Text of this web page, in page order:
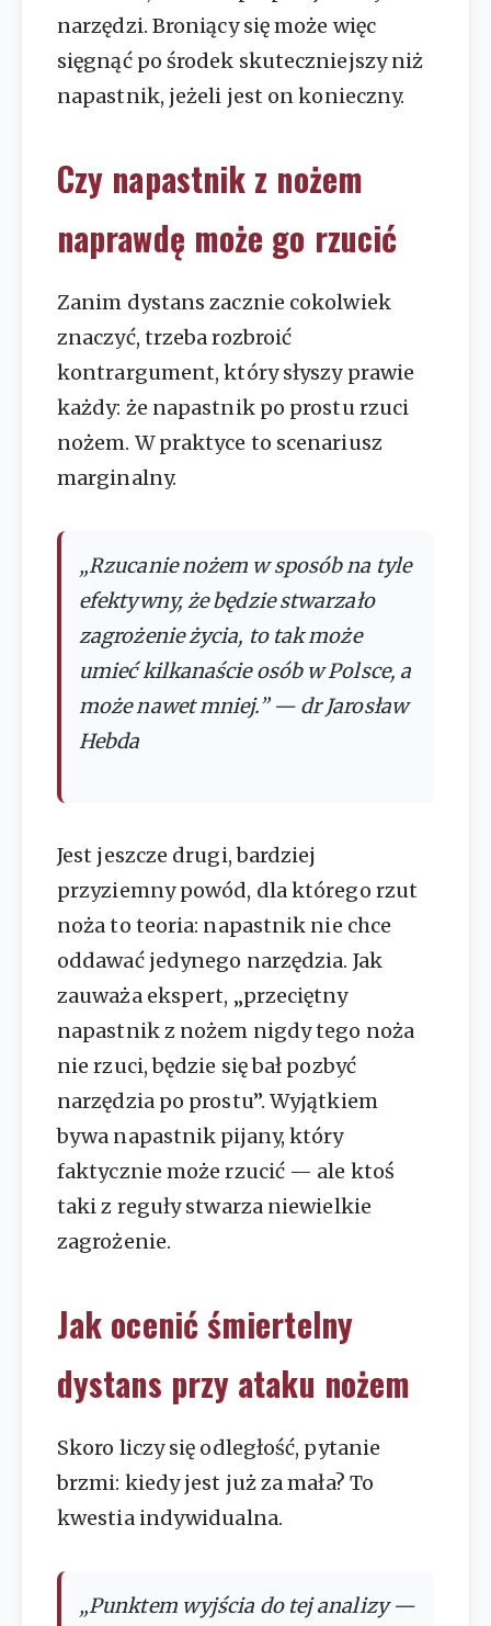
narzędzi. Broniący się może więc
sięgnąć po środek skuteczniejszy niż
napastnik, jeżeli jest on konieczny.
Czy napastnik z nożem
naprawdę może go rzucić
Zanim dystans zacznie cokolwiek
znaczyć, trzeba rozbroić
kontrargument, który słyszy prawie
każdy: że napastnik po prostu rzuci
nożem. W praktyce to scenariusz
marginalny.
„Rzucanie nożem w sposób na tyle
efektywny, że będzie stwarzało
zagrożenie życia, to tak może
umieć kilkanaście osób w Polsce, a
może nawet mniej.” — dr Jarosław
Hebda
Jest jeszcze drugi, bardziej
przyziemny powód, dla którego rzut
noża to teoria: napastnik nie chce
oddawać jedynego narzędzia. Jak
zauważa ekspert, „przeciętny
napastnik z nożem nigdy tego noża
nie rzuci, będzie się bał pozbyć
narzędzia po prostu”. Wyjątkiem
bywa napastnik pijany, który
faktycznie może rzucić — ale ktoś
taki z reguły stwarza niewielkie
zagrożenie.
Jak ocenić śmiertelny
dystans przy ataku nożem
Skoro liczy się odległość, pytanie
brzmi: kiedy jest już za mała? To
kwestia indywidualna.
„Punktem wyjścia do tej analizy —